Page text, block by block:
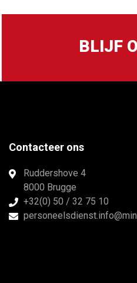
BLIJF
Contacteer ons
Ruddershove 4
8000 Brugge
+32(0) 50 / 32 75 10